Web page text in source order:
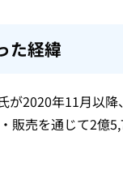
た経緯
が2020年11月以
販売を通じて2億